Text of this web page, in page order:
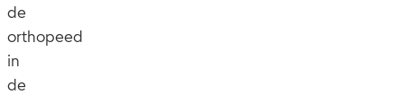
de
orthopeed
in
de